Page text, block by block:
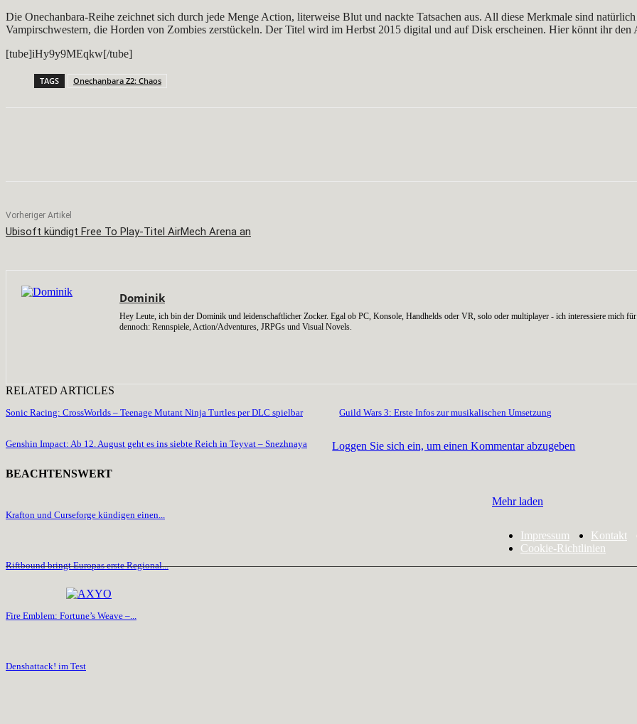
Die Onechanbara-Reihe zeichnet sich durch jede Menge Action, literweise Blut und nackte Tatsachen aus. All diese Merkmale sind
Vampirschwestern, die Horden von Zombies zerstückeln. Der Titel wird im Herbst 2015 digital und auf Disk erscheinen. Hier könnt ihr den
[tube]iHy9y9MEqkw[/tube]
TAGS Onechanbara Z2: Chaos
Vorheriger Artikel
Ubisoft kündigt Free To Play-Titel AirMech Arena an
Dominik
Hey Leute, ich bin der Dominik und leidenschaftlicher Zocker. Egal ob PC, Konsole, Handhelds oder VR, solo oder multiplayer - ich interessiere mich
dennoch: Rennspiele, Action/Adventures, JRPGs und Visual Novels.
RELATED ARTICLES
Sonic Racing: CrossWorlds – Teenage Mutant Ninja Turtles per DLC spielbar Guild Wars 3: Erste Infos zur musikalischen Umsetzung
Genshin Impact: Ab 12. August geht es ins siebte Reich in Teyvat – Snezhnaya Loggen Sie sich ein, um einen Kommentar abzugeben
BEACHTENSWERT
Krafton und Curseforge kündigen einen...
Riftbound bringt Europas erste Regional...
Fire Emblem: Fortune’s Weave –...
Denshattack! im Test
Mehr laden
Impressum Kontakt
Cookie-Richtlinien